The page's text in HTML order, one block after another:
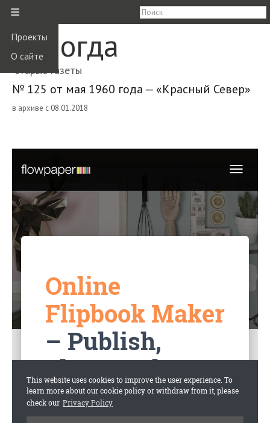
≡
Проекты
О сайте
Вологда
старые газеты
№ 125 от мая 1960 года — «Красный Север»
в архиве с 08.01.2018